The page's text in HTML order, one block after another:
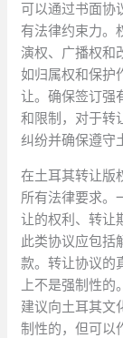
可以通过书面协
有法律约束力。
演权、广播权和
如归属权和保护
让。确保签订强
和限制，对于转
纠纷并确保遵守
在土耳其转让版
所有法律要求。
让的权利、转让
此类协议应包括
款。转让协议的
上不是强制性的
建议向土耳其文
制性的，但可以